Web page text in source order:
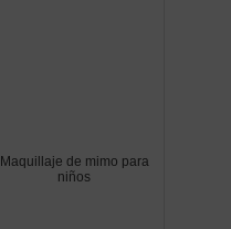
Maquillaje de mimo para
niños